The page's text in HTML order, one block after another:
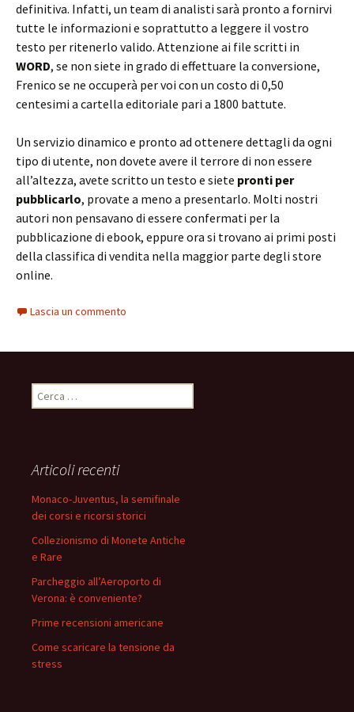
definitiva. Infatti, un team di analisti sarà pronto a fornirvi
tutte le informazioni e soprattutto a leggere il vostro
testo per ritenerlo valido. Attenzione ai file scritti in
WORD, se non siete in grado di effettuare la conversione,
Frenico se ne occuperà per voi con un costo di 0,50
centesimi a cartella editoriale pari a 1800 battute.
Un servizio dinamico e pronto ad ottenere dettagli da ogni
tipo di utente, non dovete avere il terrore di non essere
all’altezza, avete scritto un testo e siete pronti per
pubblicarlo, provate a meno a presentarlo. Molti nostri
autori non pensavano di essere confermati per la
pubblicazione di ebook, eppure ora si trovano ai primi posti
della classifica di vendita nella maggior parte degli store
online.
Lascia un commento
Ricerca
per:
Articoli recenti
Monaco-Juventus, la semifinale
dei corsi e ricorsi storici
Collezionismo di Monete Antiche
e Rare
Parcheggio all’Aeroporto di
Verona: è conveniente?
Prime recensioni americane
Come scaricare la tensione da
stress